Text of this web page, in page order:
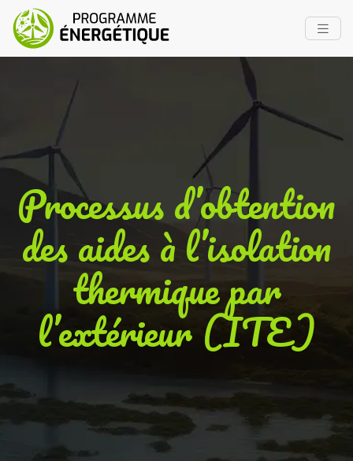
Processus d’obtention
des aides à l’isolation
thermique par
l’extérieur (ITE)